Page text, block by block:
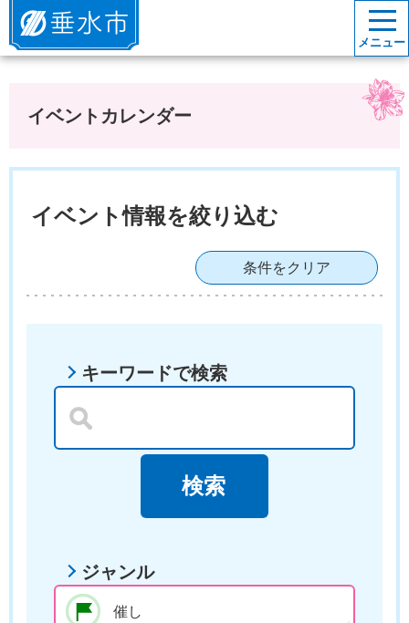
垂水市
メニュー
イベントカレンダー
イベント情報を絞り込む
条件をクリア
キーワードで検索
ジャンル
催し